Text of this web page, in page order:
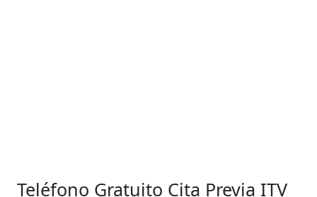
Teléfono Gratuito Cita Previa ITV